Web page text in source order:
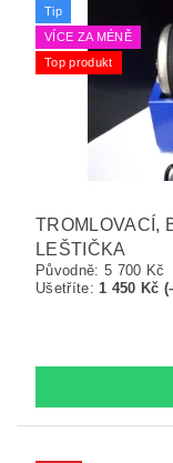
Tip
VÍCE ZA MÉNĚ
Top produkt
TROMLOVACÍ,
LEŠTIČKA
Původně: 5 700 Kč
Ušetříte: 1 450 Kč